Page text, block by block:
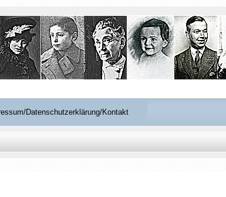
Datenschutzerklärung/Kontakt